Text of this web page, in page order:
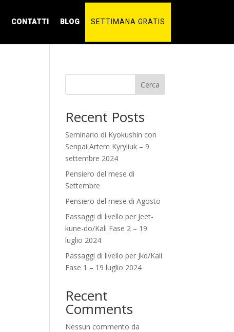
CONTATTI BLOG SETTIMANA GRATIS
Cerca
Recent Posts
Seminario di Kyokushin con
Senpai Artem Kyryliuk – 9
settembre 2024
Pensiero del mese di
Settembre
Pensiero del mese di Agosto
Passaggi di livello per Jeet-
kune-do/Kali Fase 2 – 19
luglio 2024
Passaggi di livello per Jkd/Kali
Fase 1 – 19 luglio 2024
Recent
Comments
Nessun commento da